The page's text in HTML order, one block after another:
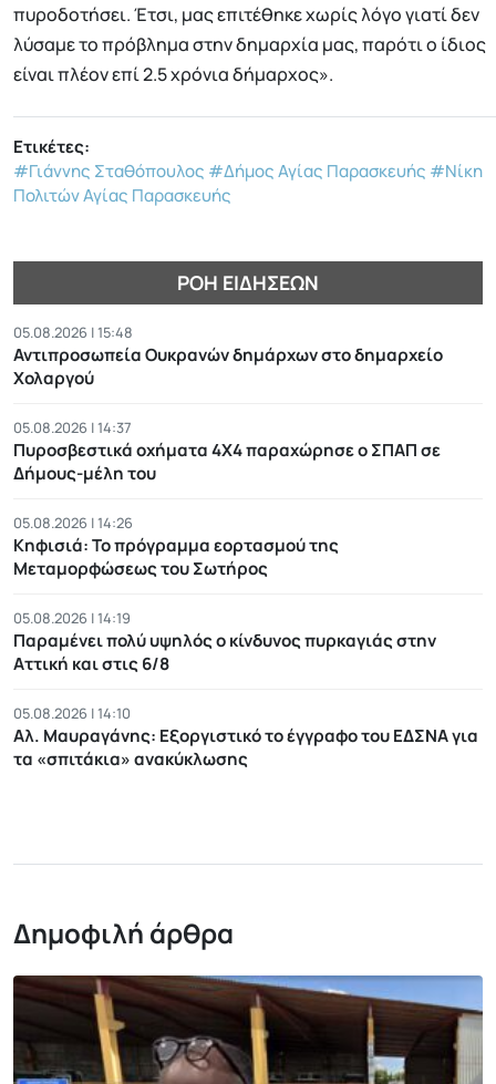
πυροδοτήσει. Έτσι, μας επιτέθηκε χωρίς λόγο γιατί δεν
λύσαμε το πρόβλημα στην δημαρχία μας, παρότι ο ίδιος
είναι πλέον επί 2.5 χρόνια δήμαρχος».
Ετικέτες:
#Γιάννης Σταθόπουλος #Δήμος Αγίας Παρασκευής #Νίκη
Πολιτών Αγίας Παρασκευής
ΡΟΉ ΕΙΔΉΣΕΩΝ
05.08.2026 | 15:48
Αντιπροσωπεία Ουκρανών δημάρχων στο δημαρχείο
Χολαργού
05.08.2026 | 14:37
Πυροσβεστικά οχήματα 4Χ4 παραχώρησε ο ΣΠΑΠ σε
Δήμους-μέλη του
05.08.2026 | 14:26
Κηφισιά: Το πρόγραμμα εορτασμού της
Μεταμορφώσεως του Σωτήρος
05.08.2026 | 14:19
Παραμένει πολύ υψηλός ο κίνδυνος πυρκαγιάς στην
Αττική και στις 6/8
05.08.2026 | 14:10
Αλ. Μαυραγάνης: Εξοργιστικό το έγγραφο του ΕΔΣΝΑ για
τα «σπιτάκια» ανακύκλωσης
Δημοφιλή άρθρα